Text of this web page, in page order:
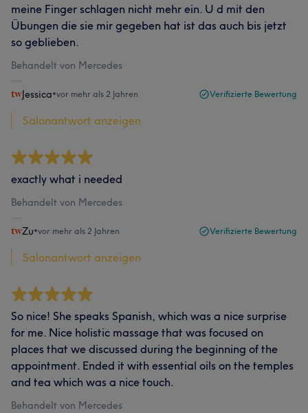
meine Finger schlagen nicht mehr ein. U d mit den
Übungen die sie mir gegeben hat ist das auch bis jetzt
so geblieben.
Behandelt von Mercedes
Jessica•vor mehr als 2 Jahren Verifizierte Bewertung
Salonantwort anzeigen
exactly what i needed
Behandelt von Mercedes
Zu•vor mehr als 2 Jahren Verifizierte Bewertung
Salonantwort anzeigen
So nice! She speaks Spanish, which was a nice surprise
for me. Nice holistic massage that was focused on
places that we discussed during the beginning of the
appointment. Ended it with essential oils on the temples
and tea which was a nice touch.
Behandelt von Mercedes